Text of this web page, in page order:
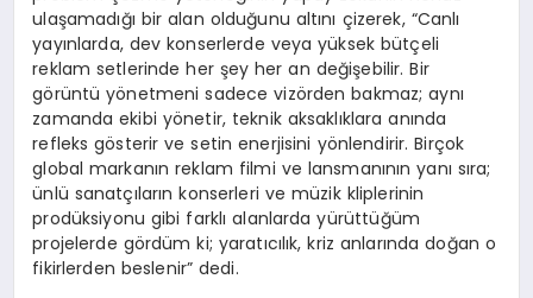
ulaşamadığı bir alan olduğunu altını çizerek, “Canlı
yayınlarda, dev konserlerde veya yüksek bütçeli
reklam setlerinde her şey her an değişebilir. Bir
görüntü yönetmeni sadece vizörden bakmaz; aynı
zamanda ekibi yönetir, teknik aksaklıklara anında
refleks gösterir ve setin enerjisini yönlendirir. Birçok
global markanın reklam filmi ve lansmanının yanı sıra;
ünlü sanatçıların konserleri ve müzik kliplerinin
prodüksiyonu gibi farklı alanlarda yürüttüğüm
projelerde gördüm ki; yaratıcılık, kriz anlarında doğan o
fikirlerden beslenir” dedi.